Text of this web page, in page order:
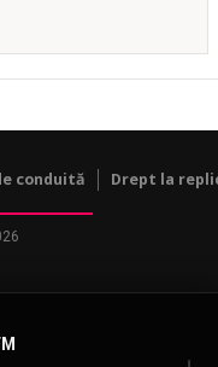
conduită Drept la